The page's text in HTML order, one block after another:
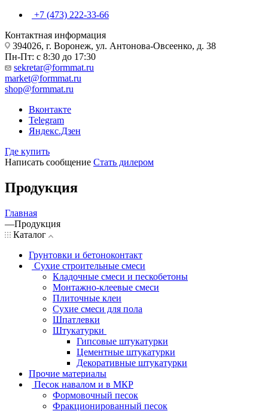
+7 (473) 222-33-66
Контактная информация
394026, г. Воронеж, ул. Антонова-Овсеенко, д. 38
Пн-Пт: с 8:30 до 17:30
sekretar@formmat.ru
market@formmat.ru
shop@formmat.ru
Вконтакте
Telegram
Яндекс.Дзен
Где купить
Написать сообщение Стать дилером
Продукция
Главная
—Продукция
Каталог
Грунтовки и бетоноконтакт
Сухие строительные смеси
Кладочные смеси и пескобетоны
Монтажно-клеевые смеси
Плиточные клеи
Сухие смеси для пола
Шпатлевки
Штукатурки
Гипсовые штукатурки
Цементные штукатурки
Декоративные штукатурки
Прочие материалы
Песок навалом и в МКР
Формовочный песок
Фракционированный песок